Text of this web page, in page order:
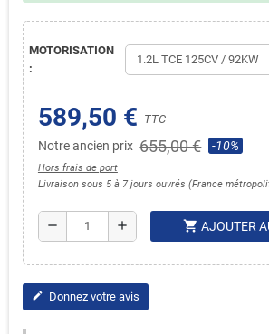
MOTORISATION
:
589,50 € TTC
Notre ancien prix 655,00 € -10%
Hors frais de port
Livraison sous 5 à 7 jours ouvrés (France
remove add shopping_cart AJOUTER
edit Donnez votre avis